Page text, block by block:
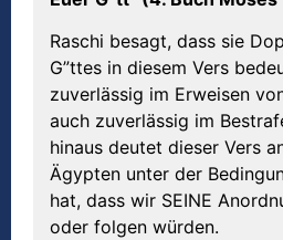
Raschi besagt, dass sie
G”ttes in diesem Vers
zuverlässig im Erweisen
auch zuverlässig im
hinaus deutet dieser Vers
Ägypten unter der
hat, dass wir SEINE
oder folgen würden.